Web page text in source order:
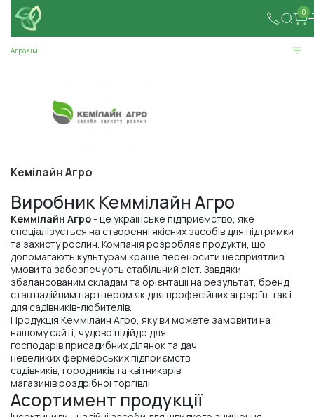
0
АгроХім
Кемілайн Агро
Виробник Кеммілайн Агро
Кеммілайн Агро- це українське підприємство, яке
спеціалізується на створенні якісних засобів для підтримки
та захисту рослин. Компанія розробляє продукти, що
допомагають культурам краще переносити несприятливі
умови та забезпечують стабільний ріст. Завдяки
збалансованим складам та орієнтації на результат, бренд
став надійним партнером як для професійних аграріїв, так і
для садівників-любителів.
Продукція Кеммілайн Агро, яку ви можете замовити на
нашому сайті, чудово підійде для:
господарів присадибних ділянок та дач
невеликих фермерських підприємств
садівників, городників та квітникарів
магазинів роздрібної торгівлі
Асортимент продукції